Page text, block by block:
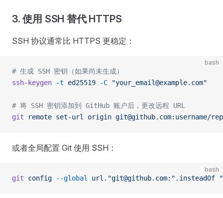
3. 使用 SSH 替代 HTTPS
SSH 协议通常比 HTTPS 更稳定：
bash
# 生成 SSH 密钥（如果尚未生成）
ssh-keygen -t ed25519 -C "your_email@example.com"
# 将 SSH 密钥添加到 GitHub 账户后，更改远程 URL
git remote set-url origin git@github.com:username/
或者全局配置 Git 使用 SSH：
bash
git config --global url."git@github.com:".insteadOf